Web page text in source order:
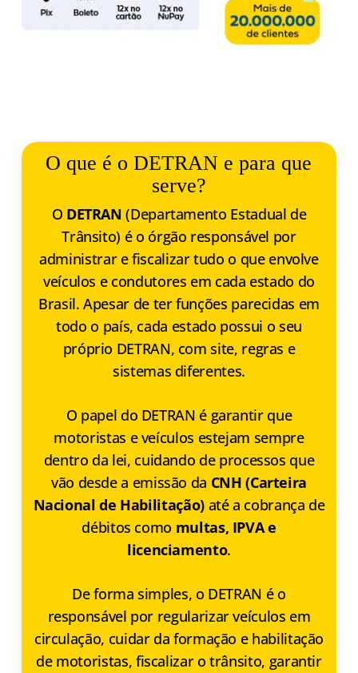
O que é o DETRAN e para que
serve?
O DETRAN (Departamento Estadual de
Trânsito) é o órgão responsável por
administrar e fiscalizar tudo o que envolve
veículos e condutores em cada estado do
Brasil. Apesar de ter funções parecidas em
todo o país, cada estado possui o seu
próprio DETRAN, com site, regras e
sistemas diferentes.
O papel do DETRAN é garantir que
motoristas e veículos estejam sempre
dentro da lei, cuidando de processos que
vão desde a emissão da CNH (Carteira
Nacional de Habilitação)até a cobrança de
débitos como multas, IPVA e
licenciamento.
De forma simples, o DETRAN é o
responsável por regularizar veículos em
circulação, cuidar da formação e habilitação
de motoristas, fiscalizar o trânsito, garantir